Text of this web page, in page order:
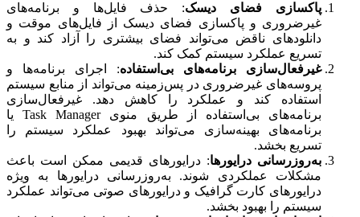
پاکسازی فضای دیسک: حذف فایل‌ها و برنامه‌های
غیرضروری و پاکسازی فضای دیسک از فایل‌های موقت و
دانلودهای ناقض می‌تواند فضای بیشتری را آزاد کند و به
تسریع عملکرد سیستم کمک کند.
غیرفعال‌سازی برنامه‌های بی‌استفاده: اجرای برنامه‌ها و
پروسه‌های غیرضروری در پس‌زمینه می‌تواند از منابع سیستم
استفاده کند و عملکرد را کاهش دهد. غیرفعال‌سازی
برنامه‌های بی‌استفاده از طریق منوی Task Manager یا
برنامه‌های بهینه‌سازی می‌تواند بهبود عملکرد سیستم را
تسریع بخشد.
به‌روزرسانی درایورها: درایورهای قدیمی ممکن است باعث
مشکلات عملکردی شوند. به‌روزرسانی درایورها به ویژه
درایورهای کارت گرافیک و درایورهای صوتی می‌تواند عملکرد
سیستم را بهبود بخشد.